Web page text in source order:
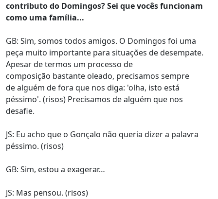
contributo do Domingos? Sei que vocês funcionam
como uma família...
GB: Sim, somos todos amigos. O Domingos foi uma
peça muito importante para situações de desempate.
Apesar de termos um processo de
composição bastante oleado, precisamos sempre
de alguém de fora que nos diga: 'olha, isto está
péssimo'. (risos) Precisamos de alguém que nos
desafie.
JS: Eu acho que o Gonçalo não queria dizer a palavra
péssimo. (risos)
GB: Sim, estou a exagerar…
JS: Mas pensou. (risos)